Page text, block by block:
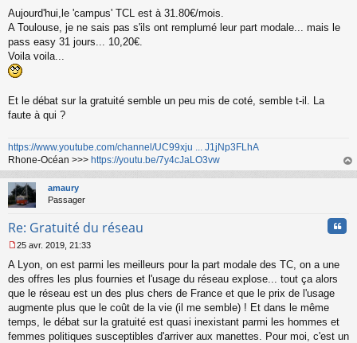
a
g
e
n
o
n
l
Aujourd'hui,le 'campus' TCL est à 31.80€/mois.
A Toulouse, je ne sais pas s'ils ont remplumé leur part modale... mais le
pass easy 31 jours... 10,20€.
Voila voila...
Et le débat sur la gratuité semble un peu mis de coté, semble t-il. La
faute à qui ?
https://www.youtube.com/channel/UC99xju ... J1jNp3FLhA
Rhone-Océan >>> https://youtu.be/7y4cJaLO3vw
au
amaury
Passager
Re: Gratuité du réseau
e
s
s
g
e
n
25 avr. 2019, 21:33
A Lyon, on est parmi les meilleurs pour la part modale des TC, on a une
des offres les plus fournies et l'usage du réseau explose... tout ça alors
que le réseau est un des plus chers de France et que le prix de l'usage
augmente plus que le coût de la vie (il me semble) ! Et dans le même
temps, le débat sur la gratuité est quasi inexistant parmi les hommes et
femmes politiques susceptibles d'arriver aux manettes. Pour moi, c'est un